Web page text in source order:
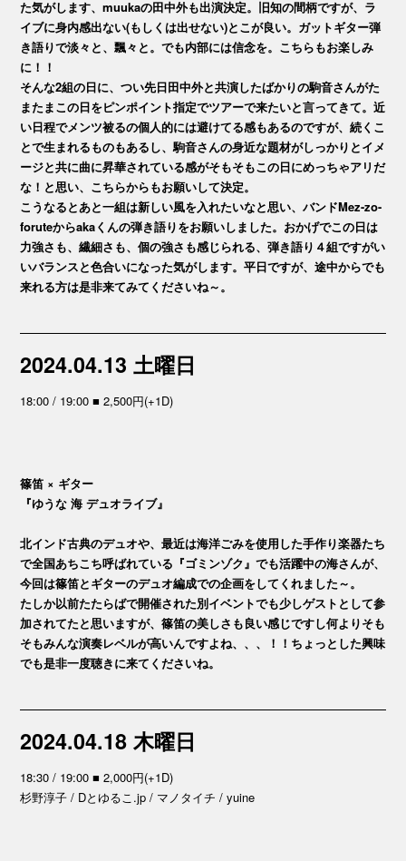
た気がします、muukaの田中外も出演決定。旧知の間柄ですが、ラ
イブに身内感出ない(もしくは出せない)とこが良い。ガットギター弾
き語りで淡々と、飄々と。でも内部には信念を。こちらもお楽しみ
に！！
そんな2組の日に、つい先日田中外と共演したばかりの駒音さんがた
またまこの日をピンポイント指定でツアーで来たいと言ってきて。近
い日程でメンツ被るの個人的には避けてる感もあるのですが、続くこ
とで生まれるものもあるし、駒音さんの身近な題材がしっかりとイメ
ージと共に曲に昇華されている感がそもそもこの日にめっちゃアリだ
な！と思い、こちらからもお願いして決定。
こうなるとあと一組は新しい風を入れたいなと思い、バンドMez-zo-
foruteからakaくんの弾き語りをお願いしました。おかげでこの日は
力強さも、繊細さも、個の強さも感じられる、弾き語り４組ですがい
いバランスと色合いになった気がします。平日ですが、途中からでも
来れる方は是非来てみてくださいね～。
2024.04.13 土曜日
18:00 / 19:00 ■ 2,500円(+1D)
篠笛 × ギター
『ゆうな 海 デュオライブ』
北インド古典のデュオや、最近は海洋ごみを使用した手作り楽器たち
で全国あちこち呼ばれている『ゴミンゾク』でも活躍中の海さんが、
今回は篠笛とギターのデュオ編成での企画をしてくれました～。
たしか以前たたらばで開催された別イベントでも少しゲストとして参
加されてたと思いますが、篠笛の美しさも良い感じですし何よりそも
そもみんな演奏レベルが高いんですよね、、、！！ちょっとした興味
でも是非一度聴きに来てくださいね。
2024.04.18 木曜日
18:30 / 19:00 ■ 2,000円(+1D)
杉野淳子 / Dとゆるこ.jp / マノタイチ / yuine